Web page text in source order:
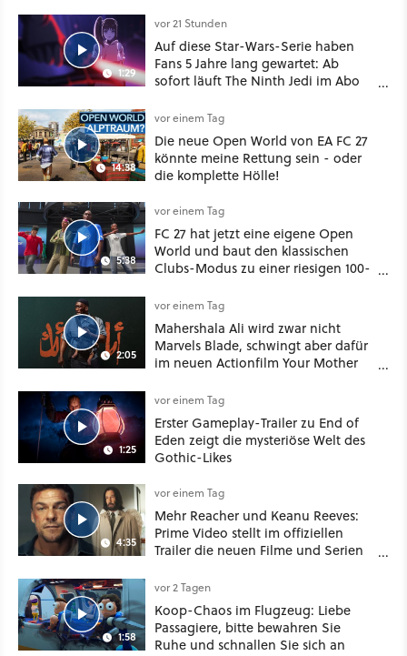
1:29
vor 21 Stunden
Auf diese Star-Wars-Serie haben
Fans 5 Jahre lang gewartet: Ab
sofort läuft The Ninth Jedi im Abo
14:38
vor einem Tag
Die neue Open World von EA FC 27
könnte meine Rettung sein - oder
die komplette Hölle!
5:38
vor einem Tag
FC 27 hat jetzt eine eigene Open
World und baut den klassischen
Clubs-Modus zu einer riesigen 100-
2:05
vor einem Tag
Mahershala Ali wird zwar nicht
Marvels Blade, schwingt aber dafür
im neuen Actionfilm Your Mother
Schwert
1:25
vor einem Tag
Erster Gameplay-Trailer zu End of
Eden zeigt die mysteriöse Welt des
Gothic-Likes
4:35
vor einem Tag
Mehr Reacher und Keanu Reeves:
Prime Video stellt im offiziellen
Trailer die neuen Filme und Serien
1:58
vor 2 Tagen
Koop-Chaos im Flugzeug: Liebe
Passagiere, bitte bewahren Sie
Ruhe und schnallen Sie sich an